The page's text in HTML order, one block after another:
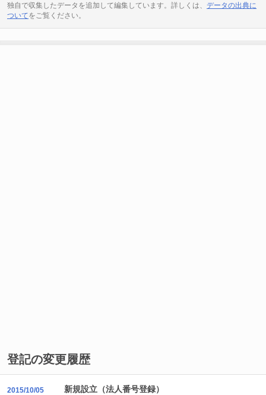
独自で収集したデータを追加して編集しています。詳しくは、 データの出典に
ついてをご覧ください。
登記の変更履歴
2015/10/05 新規設立（法人番号登録）